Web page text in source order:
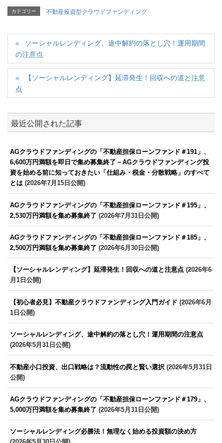
カテゴリー 不動産投資型クラウドファンディング
ソーシャルレンディング、途中解約の落とし穴！運用期間
の注意点
【ソーシャルレンディング】延滞発生！回収への道と注意
点
最近公開された記事
AGクラウドファンディングの「不動産担保ローンファンド＃191」、
6,600万円満額を即日で集め募集終了－AGクラウドファンディング投
資を始める前に知っておきたい「仕組み・税金・分散戦略」のすべて
とは (2026年7月15日公開)
AGクラウドファンディングの「不動産担保ローンファンド＃195」、
2,530万円満額を集め募集終了 (2026年7月31日公開)
AGクラウドファンディングの「不動産担保ローンファンド＃185」、
2,500万円満額を集め募集終了 (2026年6月30日公開)
【ソーシャルレンディング】延滞発生！回収への道と注意点 (2026年6
月1日公開)
【初心者必見】不動産クラウドファンディング入門ガイド (2026年6月
1日公開)
ソーシャルレンディング、途中解約の落とし穴！運用期間の注意点
(2026年5月31日公開)
不動産小口投資、出口戦略は？流動性の罠と賢い選択 (2026年5月31日
公開)
AGクラウドファンディングの「不動産担保ローンファンド＃179」、
5,000万円満額を集め募集終了 (2026年5月31日公開)
ソーシャルレンディング必勝法！無理なく始める投資額の決め方